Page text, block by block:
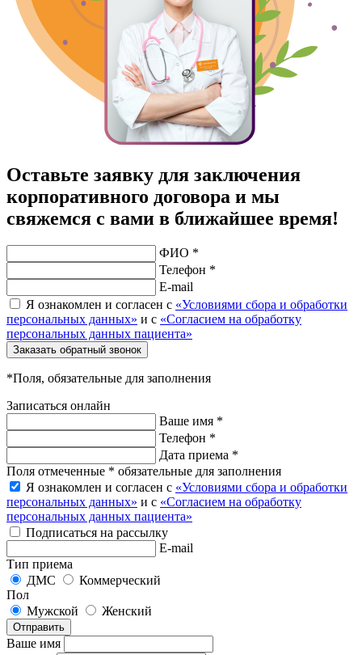
Оставьте заявку для заключения
корпоративного договора и мы
свяжемся с вами в ближайшее время!
ФИО *
Телефон *
E-mail
Я ознакомлен и согласен с «Условиями сбора и обработки
персональных данных» и с «Согласием на обработку
персональных данных пациента»
Заказать обратный звонок
*Поля, обязательные для заполнения
Записаться онлайн
Ваше имя *
Телефон *
Дата приема *
Поля отмеченные * обязательные для заполнения
Я ознакомлен и согласен с «Условиями сбора и обработки
персональных данных» и с «Согласием на обработку
персональных данных пациента»
Подписаться на рассылку
E-mail
Тип приема
ДМС
Коммерческий
Пол
Мужской
Женский
Отправить
Ваше имя